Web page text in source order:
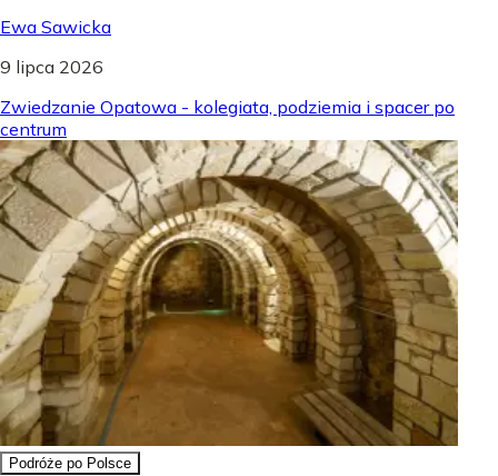
Ewa Sawicka
9 lipca 2026
Zwiedzanie Opatowa - kolegiata, podziemia i spacer po
centrum
Podróże po Polsce